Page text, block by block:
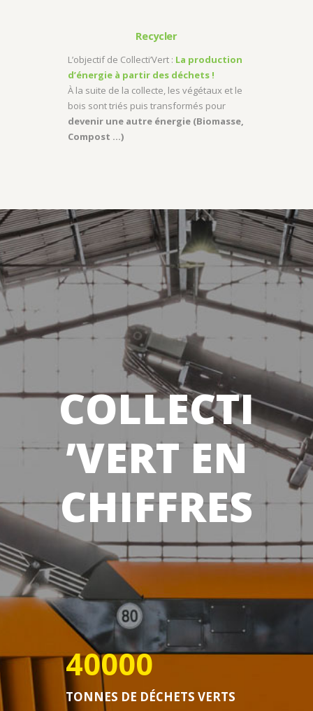
Recycler
L’objectif de Collecti’Vert : La production
d’énergie à partir des déchets !
À la suite de la collecte, les végétaux et le
bois sont triés puis transformés pour
devenir une autre énergie (Biomasse,
Compost …)
COLLECTI
’VERT EN
CHIFFRES
40000
TONNES DE DÉCHETS VERTS